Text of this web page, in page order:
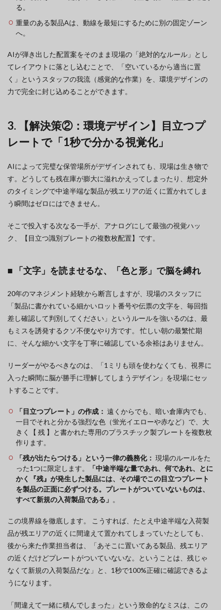
る。
重量のある製品Aは、動線を最短にするために別の固定ゾーン
へ。
AIが弾き出した配置案をそのまま現場の「絶対的なルール」とし
てレイアウトに落とし込むことで、「空いているから適当に置
く」というスタッフの我流（感覚的な作業）を、環境デザインの
力で完全に封じ込めることができます。
3. 【解決策②：環境デザイン】目立つプ
レートで「1秒で分かる視覚化」
AIによって完璧な保管場所がデザインされても、現場は生き物で
す。どうしても残在庫が膨大に溢れかえってしまったり、想定外
のタイミングで中途半端な製品が残エリアの近くに置かれてしま
う瞬間はゼロにはできません。
そこで投入する次なる一手が、アナログにして最強の視覚ハッ
ク、【目立つ識別プレートの複数枚配置】です。
■ 「文字」を読ませるな、「色と形」で脳を縛れ
20年のマネジメント経験から断言しますが、現場のスタッフに
「製品に書かれている細かいロット番号や伝票の文字を、毎回指
差し確認して判別してください」というルールを強いるのは、最
もミスを誘発するクソ不便なやり方です。 忙しい朝の最繁忙期
に、そんな細かい文字を丁寧に確認している余裕はありません。
リーダーがやるべきなのは、「1ミリも頭を使わなくても、視界に
入った瞬間に脳が勝手に理解してしまうデザイン」を現場にセッ
トすることです。
「目立つプレート」の作成： 遠くからでも、暗い倉庫内でも、
一目でそれと分かる強烈な色（蛍光イエローや赤など）で、大
きく【 残 】と書かれた専用のプラスチック製プレートを複数枚
作ります。
「残が出たらつける」という一律の義務化： 現場のルールをた
った1つに限定します。
「中途半端な量であれ、何であれ、とに
かく『残』が発生した製品には、その場でこの目立つプレート
を製品の正面に必ずつける。プレートがついていないものは、
すべて新規の入荷製品である」 。
この境界線を徹底します。 こうすれば、たとえ中途半端な入荷製
品が残エリアの近くに間違えて置かれてしまっていたとしても、
後から来た作業担当者は、「あそこに置いてある製品、残エリア
の近くだけどプレートがついていないな。ということは、残じゃ
なくて新規の入荷製品だな」と、1秒で100%正確に確認できるよ
うになります。
「間違えて一緒に積んでしまった」という致命的なミスは、この